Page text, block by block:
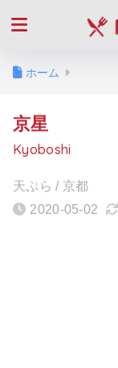
ホーム
京星
Kyoboshi
天ぷら / 京都
2020-05-02